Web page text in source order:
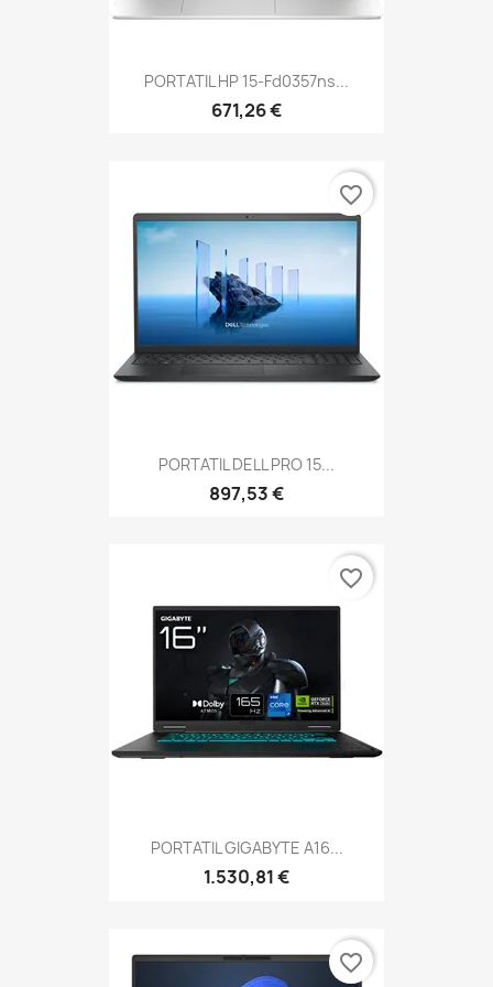
PORTATIL HP 15-Fd0357ns...
671,26 €
PORTATIL DELL PRO 15...
897,53 €
favorite_border
PORTATIL GIGABYTE A16...
1.530,81 €
favorite_border
favorite_border